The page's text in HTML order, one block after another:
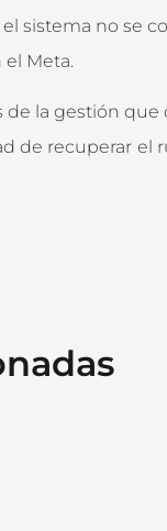
sistema no se
el Meta.
la gestión
de recuperar